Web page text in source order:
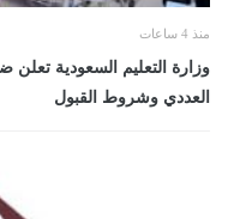
منذ 4 ساعات
وزارة التعليم السعودية
العددي وشروط القبول